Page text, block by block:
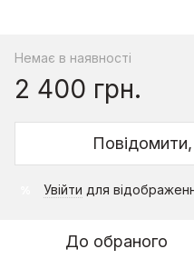
Немає в наявності
2 400 грн.
Увійти для
До обраного